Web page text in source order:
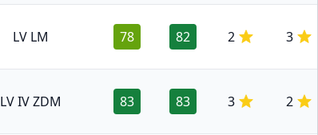
LV LM 78 82 2 3
LV IV ZDM 83 83 3 2